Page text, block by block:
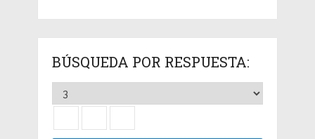
BÚSQUEDA POR RESPUESTA: